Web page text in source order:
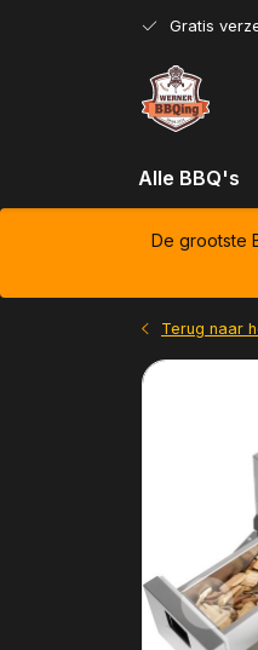
Gratis
Alle BBQ's
De grootste
Terug naar